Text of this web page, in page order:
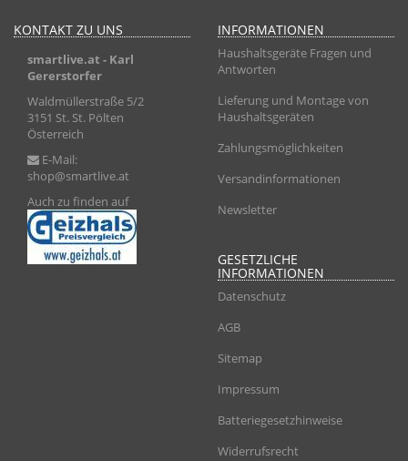
KONTAKT ZU UNS
smartlive.at - Karl
Gererstorfer
Waldmüllerstraße 5/2
3151 St. St. Pölten
Österreich
E-Mail:
shop@smartlive.at
Auch zu finden auf
INFORMATIONEN
Haushaltsgeräte Fragen und
Antworten
Lieferung und Montage von
Haushaltsgeräten
Zahlungsmöglichkeiten
Versandinformationen
Newsletter
GESETZLICHE
INFORMATIONEN
Datenschutz
AGB
Sitemap
Impressum
Batteriegesetzhinweise
Widerrufsrecht